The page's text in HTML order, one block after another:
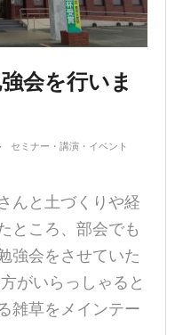
会を行いま
セミナー・講演・イベント
んと土づくりや経
ところ、部会でも
強会をさせていた
がいらっしゃると
雑草をメインテー